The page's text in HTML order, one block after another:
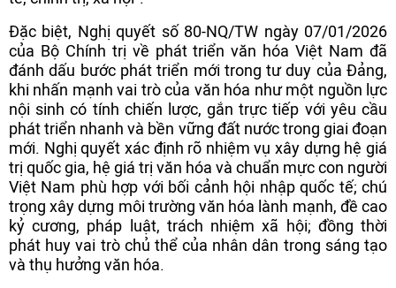
Đặc biệt, Nghị quyết số 80-NQ/TW ngày 07/01/2026
của Bộ Chính trị về phát triển văn hóa Việt Nam đã
đánh dấu bước phát triển mới trong tư duy của Đảng,
khi nhấn mạnh vai trò của văn hóa như một nguồn lực
nội sinh có tính chiến lược, gắn trực tiếp với yêu cầu
phát triển nhanh và bền vững đất nước trong giai đoạn
mới. Nghị quyết xác định rõ nhiệm vụ xây dựng hệ giá
trị quốc gia, hệ giá trị văn hóa và chuẩn mực con người
Việt Nam phù hợp với bối cảnh hội nhập quốc tế; chú
trọng xây dựng môi trường văn hóa lành mạnh, đề cao
kỷ cương, pháp luật, trách nhiệm xã hội; đồng thời
phát huy vai trò chủ thể của nhân dân trong sáng tạo
và thụ hưởng văn hóa.